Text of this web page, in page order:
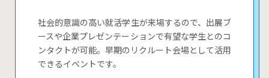
社会的意識の高い就活学生が来場するので、出展ブ
ースや企業プレゼンテーションで有望な学生とのコ
ンタクトが可能。早期のリクルート会場として活用
できるイベントです。